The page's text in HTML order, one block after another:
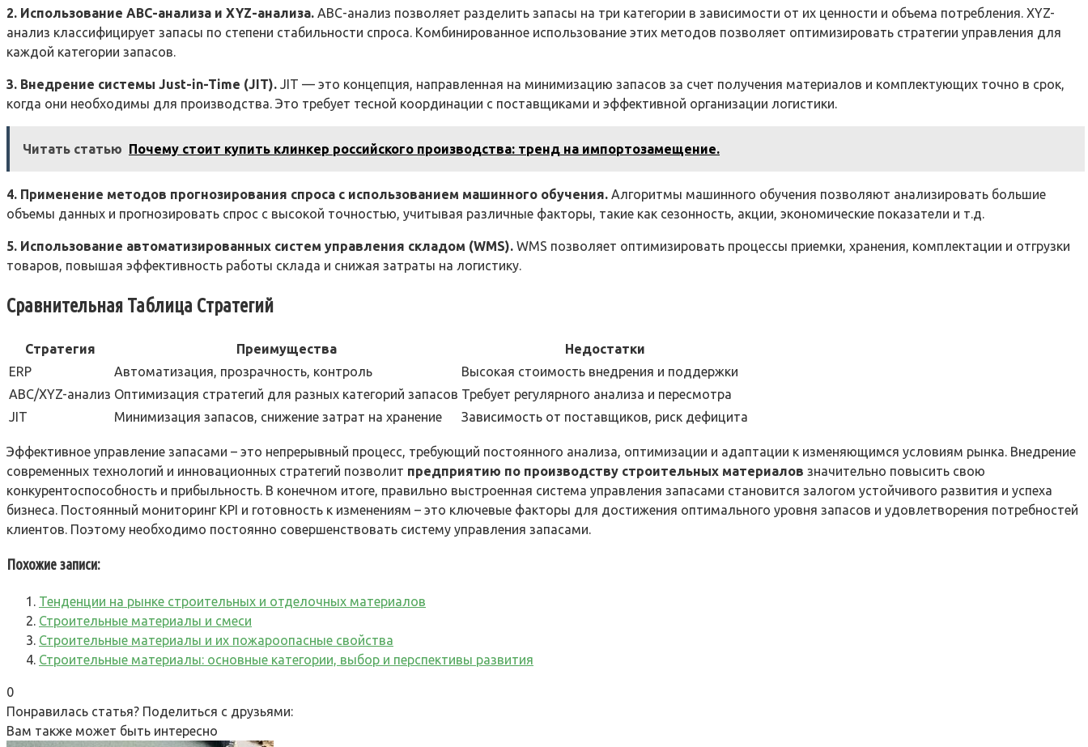
2. Использование ABC-анализа и XYZ-анализа. ABC-анализ позволяет разделить запасы на три категории в зависимости от их ценности и объема потребления. XYZ-
анализ классифицирует запасы по степени стабильности спроса. Комбинированное использование этих методов позволяет оптимизировать стратегии управления для
каждой категории запасов.
3. Внедрение системы Just-in-Time (JIT). JIT — это концепция, направленная на минимизацию запасов за счет получения материалов и комплектующих точно в срок,
когда они необходимы для производства. Это требует тесной координации с поставщиками и эффективной организации логистики.
Читать статью Почему стоит купить клинкер российского производства: тренд на импортозамещение.
4. Применение методов прогнозирования спроса с использованием машинного обучения. Алгоритмы машинного обучения позволяют анализировать большие
объемы данных и прогнозировать спрос с высокой точностью, учитывая различные факторы, такие как сезонность, акции, экономические показатели и т.д.
5. Использование автоматизированных систем управления складом (WMS). WMS позволяет оптимизировать процессы приемки, хранения, комплектации и отгрузки
товаров, повышая эффективность работы склада и снижая затраты на логистику.
Сравнительная Таблица Стратегий
Стратегия Преимущества
Недостатки
ERP
Автоматизация, прозрачность, контроль
Высокая стоимость внедрения и поддержки
ABC/XYZ-анализ Оптимизация стратегий для разных категорий запасов Требует регулярного анализа и пересмотра
JIT
Минимизация запасов, снижение затрат на хранение Зависимость от поставщиков, риск дефицита
Эффективное управление запасами – это непрерывный процесс, требующий постоянного анализа, оптимизации и адаптации к изменяющимся условиям рынка. Внедрение
современных технологий и инновационных стратегий позволит предприятию по производству строительных материалов значительно повысить свою
конкурентоспособность и прибыльность. В конечном итоге, правильно выстроенная система управления запасами становится залогом устойчивого развития и успеха
бизнеса. Постоянный мониторинг KPI и готовность к изменениям – это ключевые факторы для достижения оптимального уровня запасов и удовлетворения потребностей
клиентов. Поэтому необходимо постоянно совершенствовать систему управления запасами.
Похожие записи:
Тенденции на рынке строительных и отделочных материалов
Строительные материалы и смеси
Строительные материалы и их пожароопасные свойства
Строительные материалы: основные категории, выбор и перспективы развития
0
Понравилась статья? Поделиться с друзьями:
Вам также может быть интересно